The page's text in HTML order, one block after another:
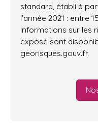
standard, établi à
l'année 2021 : entre
informations sur les
exposé sont
georisques.gouv.fr.